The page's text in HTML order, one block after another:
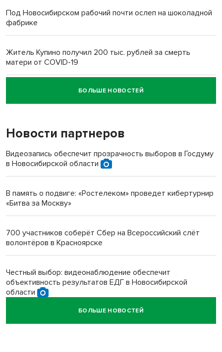
Под Новосибирском рабочий почти ослеп на шоколадной
фабрике
Житель Купино получил 200 тыс. рублей за смерть
матери от COVID-19
Новосибирский суд наказал водителя за смерть
пенсионерки на вокзале
«Мы живём на пастбище!»: в новосибирском селе лошади
терроризируют жителей
Инвалид получил условный срок за избиение врачей
БОЛЬШЕ НОВОСТЕЙ
Новости партнеров
Видеозапись обеспечит прозрачность выборов в Госдуму
в Новосибирской области
В память о подвиге: «Ростелеком» проведет кибертурнир
«Битва за Москву»
700 участников соберёт Сбер на Всероссийский слёт
волонтёров в Красноярске
Честный выбор: видеонаблюдение обеспечит
объективность результатов ЕДГ в Новосибирской
области
Кибертанки пошли в бой: «Ростелеком» объявляет
БОЛЬШЕ НОВОСТЕЙ